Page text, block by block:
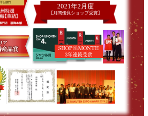
2021年2月度
【月間優良ショップ受賞】
SHOP OF
THEMONTH
3年連続受賞